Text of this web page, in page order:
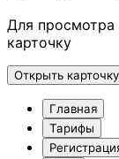
Для
карточку
Открыть карточку
Главная
Тарифы